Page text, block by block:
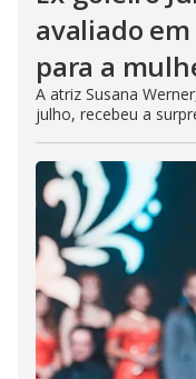
avaliado
para a
A atriz Susana
julho, recebeu a